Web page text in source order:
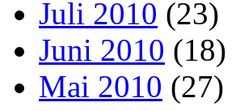
Juli 2010 (23)
Juni 2010 (18)
Mai 2010 (27)